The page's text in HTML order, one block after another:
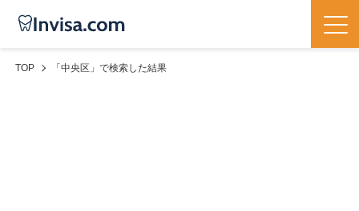
TOP 「中央区」で検索した結果